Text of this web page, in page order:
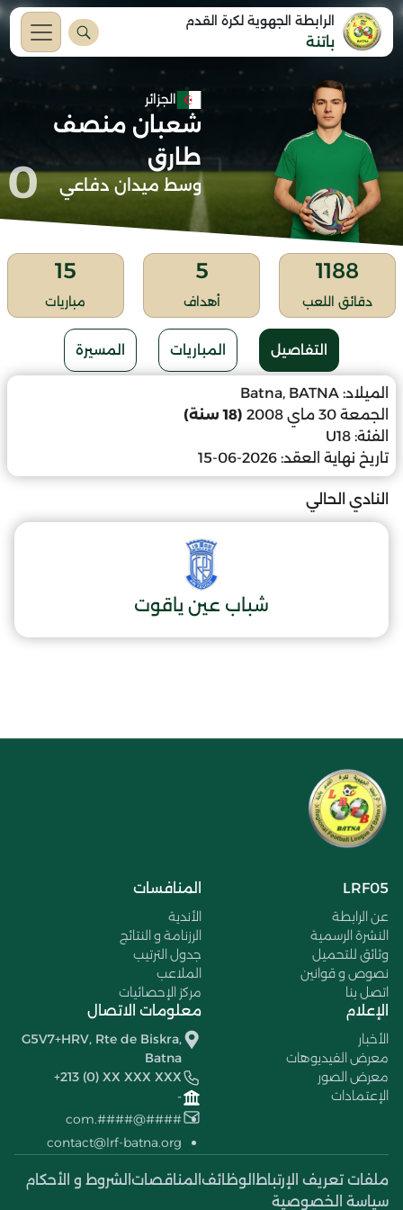
الرابطة الجهوية لكرة القدم
باتنة
الجزائر
شعبان منصف
طارق
وسط ميدان دفاعي 0
1188
دقائق اللعب
5
أهداف
15
مباريات
التفاصيل المباريات المسيرة
الميلاد: Batna, BATNA
الجمعة 30 ماي 2008
(18 سنة)
الفئة: U18
تاريخ نهاية العقد: 2026-06-15
النادي الحالي
شباب عين ياقوت
LRF05
عن الرابطة
النشرة الرسمية
وثائق للتحميل
نصوص و قوانين
اتصل بنا
المنافسات
الأندية
الرزنامة و النتائج
جدول الترتيب
الملاعب
مركز الإحصائيات
الإعلام
الأخبار
معرض الفيديوهات
معرض الصور
الإعتمادات
معلومات الاتصال
G5V7+HRV, Rte de Biskra,
Batna
+213 (0) XX XXX XXX
-
####@####.com
contact@lrf-batna.org
ملفات تعريف الإرتباط الوظائف المناقصات الشروط و الأحكام
سياسة الخصوصية